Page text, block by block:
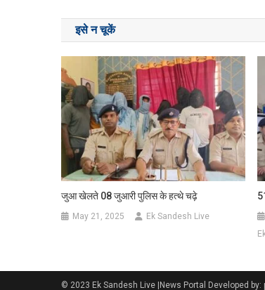
navigation
इसे न चूकें
जुआ खेलते 08 जुआरी पुलिस के हत्थे चढ़े
May 21, 2025 Ek Sandesh Live
© 2023 Ek Sandesh Live |News Portal Developed by: